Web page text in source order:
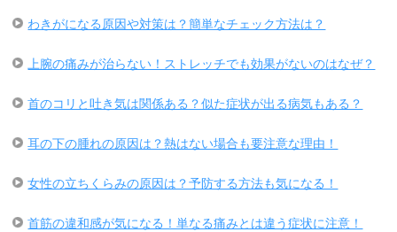
わきがになる原因や対策は？簡単なチェック方法は？
上腕の痛みが治らない！ストレッチでも効果がないのはなぜ？
首のコリと吐き気は関係ある？似た症状が出る病気もある？
耳の下の腫れの原因は？熱はない場合も要注意な理由！
女性の立ちくらみの原因は？予防する方法も気になる！
首筋の違和感が気になる！単なる痛みとは違う症状に注意！